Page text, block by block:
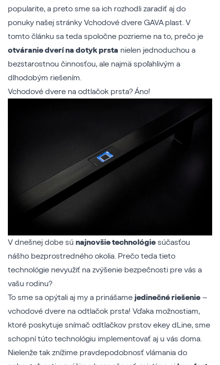
popularite, a preto sme sa ich rozhodli zaradiť aj do
ponuky našej stránky Vchodové dvere GAVA plast. V
tomto článku sa teda spoločne pozrieme na to, prečo je
otváranie dverí na dotyk prsta nielen jednoduchou a
bezstarostnou činnosťou, ale najmä spoľahlivým a
dlhodobým riešením.
Vchodové dvere na odtlačok prsta? Áno!
V dnešnej dobe sú najnovšie technológie súčasťou
nášho bezprostredného okolia. Prečo teda tieto
technológie nevyužiť na zvýšenie bezpečnosti pre vás a
vašu rodinu?
To sme sa opýtali aj my a prinášame jedinečné riešenie –
vchodové dvere na odtlačok prsta! Vďaka možnostiam,
ktoré poskytuje snímač odtlačkov prstov ekey dLine, sme
schopní túto technológiu implementovať aj u vás doma.
Nielenže tak znížime pravdepodobnosť vlámania do